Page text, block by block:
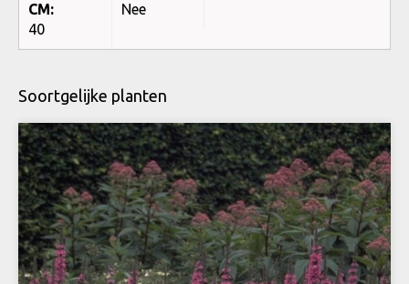
CM:
40
Nee
Soortgelijke planten